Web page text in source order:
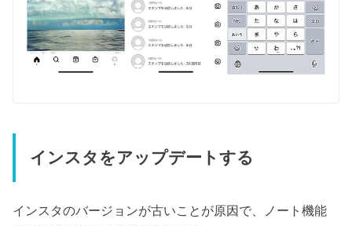
インスタをアップデートする
インスタのバージョンが古いことが原因で、ノート機能